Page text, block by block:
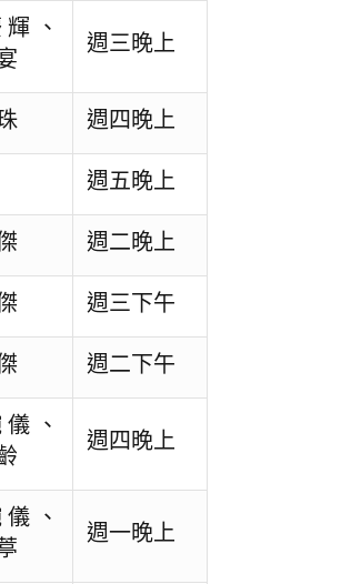
、
週三晚上
週四晚上
週五晚上
週二晚上
週三下午
週二下午
、
週四晚上
、
週一晚上